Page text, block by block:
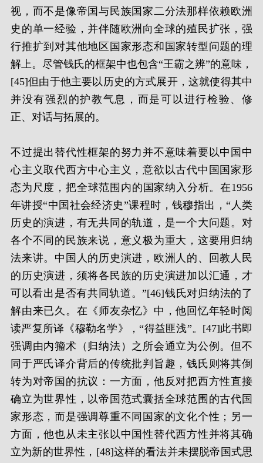
视，而不是像帝国与民族国家二分法那样依赖欧洲
史的单一经验，并伴随欧洲向全球的殖民扩张，强
行推扩到对其他地区国家形态和国家转型问题的理
解上。尽管钱氏的框架中也包含“王霸之辨”的意味，
[45]但由于他主要以历史的方式展开，这就使得其中
并没有强烈的护教气息，而是可以进行检验、修
正、对话与拓展的。
不过提出替代性框架的努力并不意味着要以中国中
心主义取代西方中心主义，意欲以古代中国国家形
态为尺度，把全球范围内的国家纳入分析。在1956
年讲授“中国社会经济史”课程时，钱穆指出，“人类
历史的演进，有无共同的轨道，是一个大问题。对
各个不同的民族来说，意义极为重大，这要用归纳
法来讲。中国人的历史演进，欧洲人的、回教人民
的历史演进，须将各民族的历史演进加以汇通，才
可以看出是否有共同轨道。”[46]钱氏对归纳法的了
解由来已久。在《师友杂忆》中，他回忆年轻时阅
读严复所译《穆勒名学》，“得益匪浅”。[47]此书即
强调由内籀术（归纳法）之所会通立为公例。但不
同于严氏译介背后的传统批判旨趣，钱氏则将其倒
转为对帝国的抗议：一方面，他反对把西方性直接
确立为世界性，以帝国范式囊括全球范围的古代国
家形态，而是强调尊重不同国家的文化个性；另一
方面，他也从未主张以中国性替代西方性并将其确
立为新的世界性，[48]这样的看法并未摆脱帝国式思